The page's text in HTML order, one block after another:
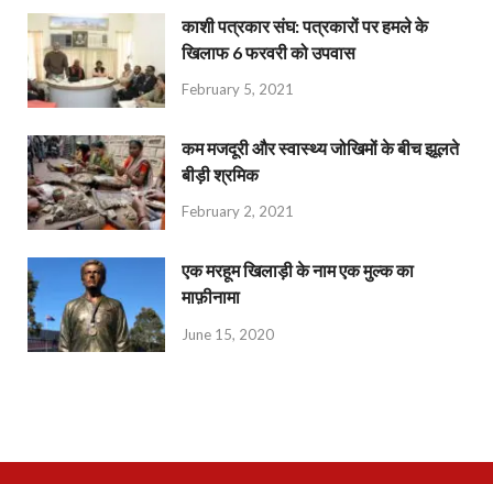
काशी पत्रकार संघ: पत्रकारों पर हमले के
खिलाफ 6 फरवरी को उपवास
February 5, 2021
कम मजदूरी और स्वास्थ्य जोखिमों के बीच झूलते
बीड़ी श्रमिक
February 2, 2021
एक मरहूम खिलाड़ी के नाम एक मुल्क का
माफ़ीनामा
June 15, 2020